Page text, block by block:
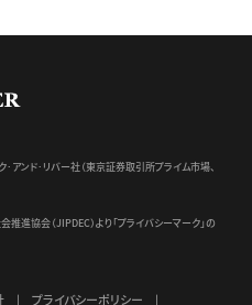
･アンド･リバー社（東京証券取引所プライム市場、
推進協会（JIPDEC）より 「プライバシーマーク」の
プライバシーポリシー